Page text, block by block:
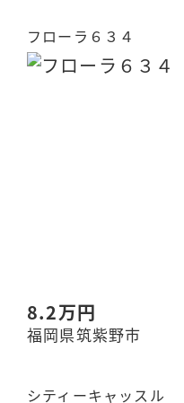
フローラ６３４
8.2万円
福岡県筑紫野市
シティーキャッスル